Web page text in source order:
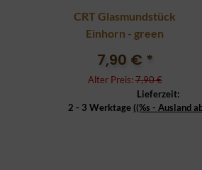
CRT Glasmundstück
Einhorn - green
7,90 € *
Alter Preis:7,90 €
Lieferzeit:
2 - 3 Werktage ((%s - Ausland